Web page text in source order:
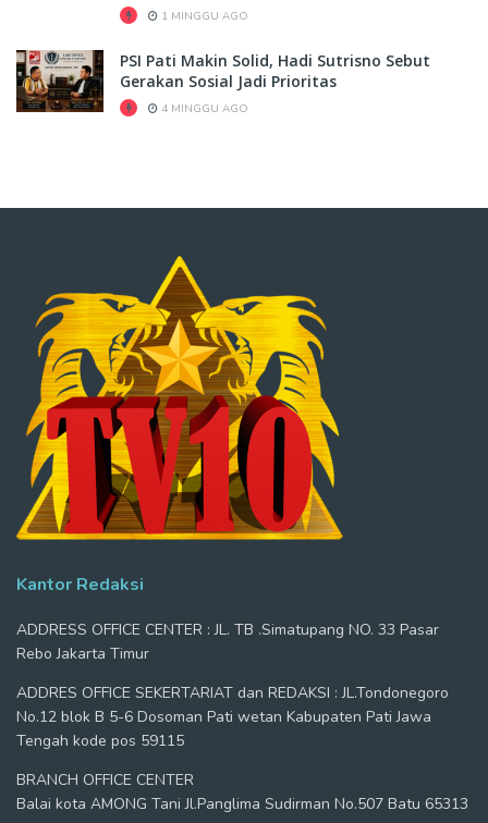
1 MINGGU AGO
PSI Pati Makin Solid, Hadi Sutrisno Sebut
Gerakan Sosial Jadi Prioritas
4 MINGGU AGO
Kantor Redaksi
ADDRESS OFFICE CENTER : JL. TB .Simatupang NO. 33 Pasar
Rebo Jakarta Timur
ADDRES OFFICE SEKERTARIAT dan REDAKSI : JL.Tondonegoro
No.12 blok B 5-6 Dosoman Pati wetan Kabupaten Pati Jawa
Tengah kode pos 59115
BRANCH OFFICE CENTER
Balai kota AMONG Tani Jl.Panglima Sudirman No.507 Batu 65313